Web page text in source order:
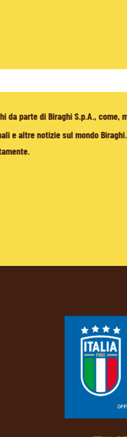
parte di Biraghi S.p.A., come,
e altre notizie sul mondo Biraghi.